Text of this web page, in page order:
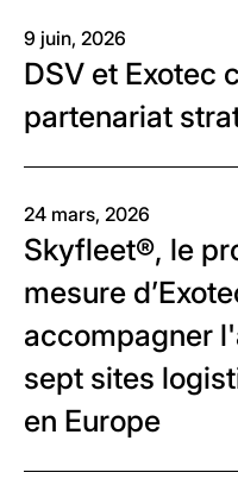
9 juin, 2026
DSV et Exotec
partenariat
24 mars, 2026
Skyfleet®, le
mesure
accompagner
sept sites
en Europe